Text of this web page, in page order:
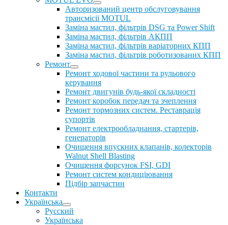
Авторизований центр обслуговування
трансмісії MOTUL
Заміна мастил, фільтрів DSG та Power Shift
Заміна мастил, фільтрів АКПП
Заміна мастил, фільтрів варіаторних КПП
Заміна мастил, фільтрів роботизованих КПП
Ремонт
Ремонт ходової частини та рульового
керування
Ремонт двигунів будь-якої складності
Ремонт коробок передач та зчеплення
Ремонт тормозних систем. Реставрація
супортів
Ремонт електрообладнання, стартерів,
генераторів
Очищення впускних клапанів, колекторів
Walnut Shell Blasting
Очищення форсунок FSI, GDI
Ремонт систем кондиціювання
Підбір запчастин
Контакти
Українська
Русский
Українська